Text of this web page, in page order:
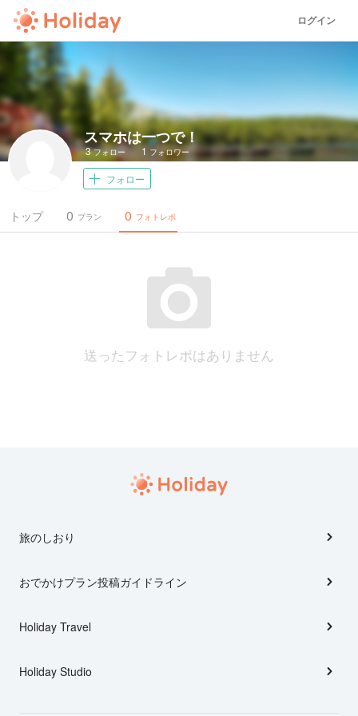
ログイン
スマホは一つで！
3フォロー 1 フォロワー
フォロー
トップ プラン
0 フォトレポ
0
送ったフォトレポはありません
旅のしおり
おでかけプラン投稿ガイドライン
Holiday Travel
Holiday Studio